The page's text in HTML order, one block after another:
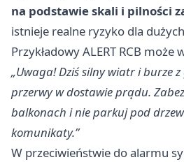
na podstawie skali i pilności
istnieje realne ryzyko dla
Przykładowy ALERT RCB
„Uwaga! Dziś silny wiatr i burze
przerwy w dostawie prądu.
balkonach i nie parkuj pod
komunikaty.”
W przeciwieństwie do alarmu